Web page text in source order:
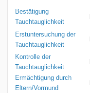
Bestätigung
Tauchtauglichkeit
Erstuntersuchung der
Tauchtauglichkeit
Kontrolle der
Tauchtauglichkeit
Ermächtigung durch
Eltern/Vormund